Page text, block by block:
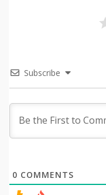
Subscribe
0 COMMENTS